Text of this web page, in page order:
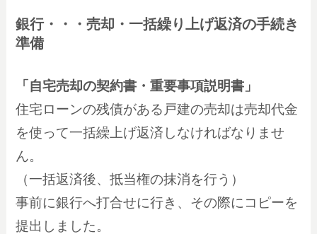
銀行・・・売却・一括繰り上げ返済の手続き
準備
「自宅売却の契約書・重要事項説明書 」
住宅ローンの残債がある戸建の売却は売却代金
を使って一括繰上げ返済しなければなりませ
ん。
（一括返済後、抵当権の抹消を行う）
事前に銀行へ打合せに行き、その際にコピーを
提出しました。